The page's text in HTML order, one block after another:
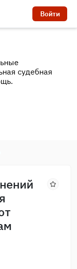
Войти
судебная